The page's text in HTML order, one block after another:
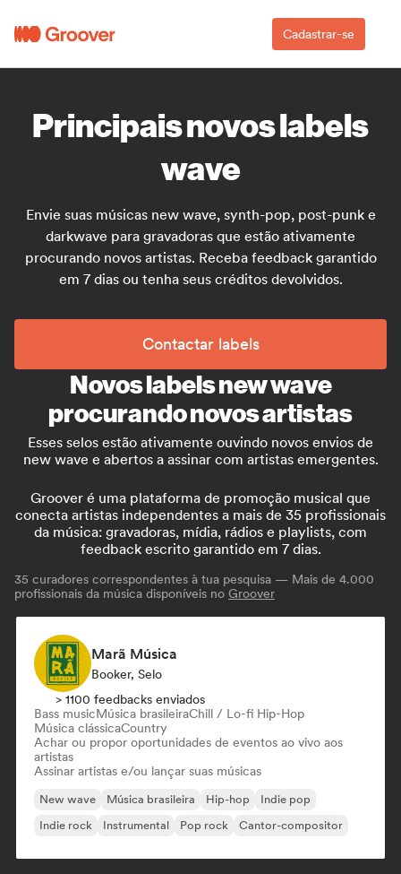
Cadastrar-se
Principais novos labels
wave
Envie suas músicas new wave, synth-pop, post-punk e
darkwave para gravadoras que estão ativamente
procurando novos artistas. Receba feedback garantido
em 7 dias ou tenha seus créditos devolvidos.
Contactar labels
Novos labels new wave
procurando novos artistas
Esses selos estão ativamente ouvindo novos envios de
new wave e abertos a assinar com artistas emergentes.
Groover é uma plataforma de promoção musical que
conecta artistas independentes a mais de 35 profissionais
da música: gravadoras, mídia, rádios e playlists, com
feedback escrito garantido em 7 dias.
35 curadores correspondentes à tua pesquisa — Mais de 4.000
profissionais da música disponíveis no Groover
Marã Música
Booker, Selo
> 1100 feedbacks enviados
Bass musicMúsica brasileiraChill / Lo-fi Hip-Hop
Música clássicaCountry
Achar ou propor oportunidades de eventos ao vivo aos
artistas
Assinar artistas e/ou lançar suas músicas
New wave Música brasileira Hip-hop
Indie pop
Indie rock
Instrumental Pop rock Cantor-compositor